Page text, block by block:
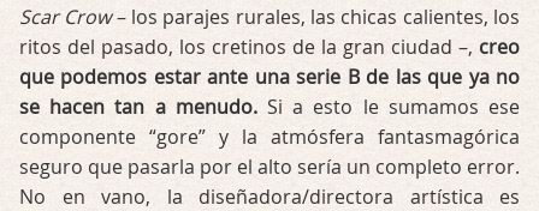
Scar Crow– los parajes rurales, las chicas calientes, los
ritos del pasado, los cretinos de la gran ciudad –, creo
que podemos estar ante una serie B de las que ya no
se hacen tan a menudo.Si a esto le sumamos ese
componente “gore” y la atmósfera fantasmagórica
seguro que pasarla por el alto sería un completo error.
No en vano, la diseñadora/directora artística es